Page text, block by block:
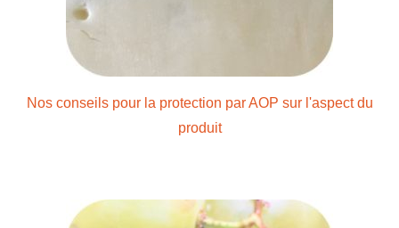
Nos conseils pour la protection par AOP sur l'aspect du
produit